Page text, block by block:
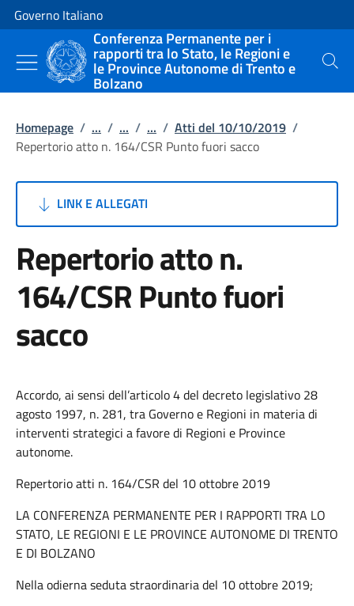
Vai al contenuto
Vai alla navigazione del sito
Governo Italiano
Conferenza Permanente per i
rapporti tra lo Stato, le Regioni e
le Province Autonome di Trento e
Bolzano
Cerca
Homepage / ... / ... / ... / Atti del 10/10/2019 /
Repertorio atto n. 164/CSR Punto fuori sacco
LINK E ALLEGATI
Repertorio atto n.
164/CSR Punto fuori
sacco
Accordo, ai sensi dell’articolo 4 del decreto legislativo 28
agosto 1997, n. 281, tra Governo e Regioni in materia di
interventi strategici a favore di Regioni e Province
autonome.
Repertorio atti n. 164/CSR del 10 ottobre 2019
LA CONFERENZA PERMANENTE PER I RAPPORTI TRA LO
STATO, LE REGIONI E LE PROVINCE AUTONOME DI TRENTO
E DI BOLZANO
Nella odierna seduta straordinaria del 10 ottobre 2019;